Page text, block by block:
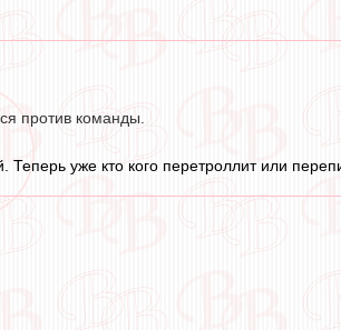
против команды.
уже кто кого перетроллит или